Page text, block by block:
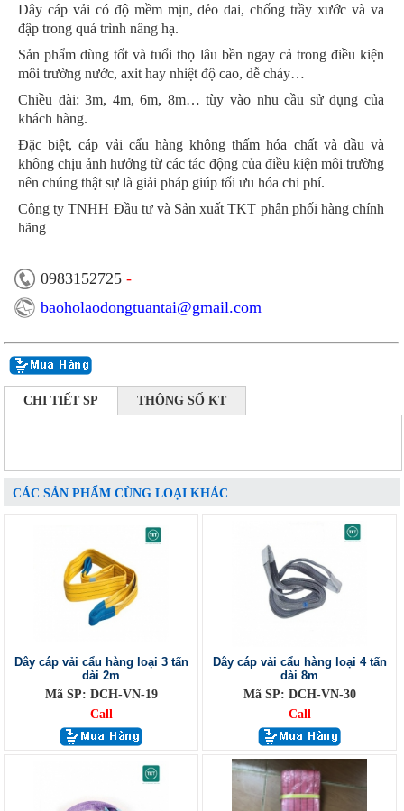
Dây cáp vải có độ mềm mịn, dẻo dai, chống trầy xước và va
đập trong quá trình nâng hạ.
Sản phẩm dùng tốt và tuổi thọ lâu bền ngay cả trong điều kiện
môi trường nước, axit hay nhiệt độ cao, dễ cháy…
Chiều dài: 3m, 4m, 6m, 8m… tùy vào nhu cầu sử dụng của
khách hàng.
Đặc biệt, cáp vải cẩu hàng không thấm hóa chất và dầu và
không chịu ảnh hưởng từ các tác động của điều kiện môi trường
nên chúng thật sự là giải pháp giúp tối ưu hóa chi phí.
Công ty TNHH Đầu tư và Sản xuất TKT phân phối hàng chính
hãng
0983152725 -
baoholaodongtuantai@gmail.com
CHI TIẾT SP THÔNG SỐ KT
CÁC SẢN PHẨM CÙNG LOẠI KHÁC
Dây cáp vải cẩu hàng loại 3 tấn
dài 2m
Mã SP: DCH-VN-19
Call
Dây cáp vải cẩu hàng loại 4 tấn
dài 8m
Mã SP: DCH-VN-30
Call